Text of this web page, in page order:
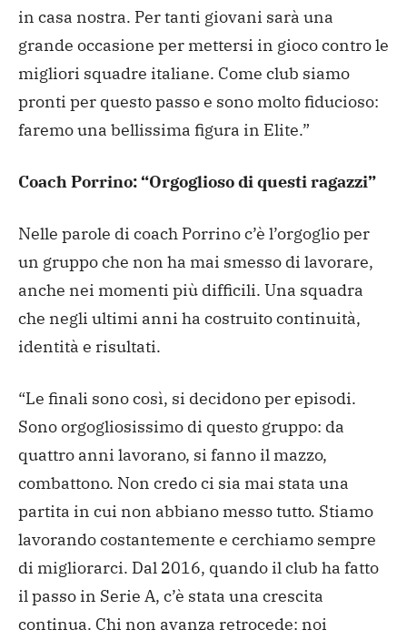
in casa nostra. Per tanti giovani sarà una
grande occasione per mettersi in gioco contro le
migliori squadre italiane. Come club siamo
pronti per questo passo e sono molto fiducioso:
faremo una bellissima figura in Elite.”
Coach Porrino: “Orgoglioso di questi ragazzi”
Nelle parole di coach Porrino c’è l’orgoglio per
un gruppo che non ha mai smesso di lavorare,
anche nei momenti più difficili. Una squadra
che negli ultimi anni ha costruito continuità,
identità e risultati.
“Le finali sono così, si decidono per episodi.
Sono orgogliosissimo di questo gruppo: da
quattro anni lavorano, si fanno il mazzo,
combattono. Non credo ci sia mai stata una
partita in cui non abbiano messo tutto. Stiamo
lavorando costantemente e cerchiamo sempre
di migliorarci. Dal 2016, quando il club ha fatto
il passo in Serie A, c’è stata una crescita
continua. Chi non avanza retrocede: noi